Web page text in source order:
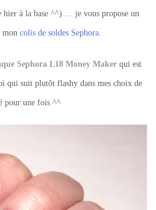
hier à la base ^^) … je vous propose un
mon colis de soldes Sephora.
Sephora L18 Money Maker qui est
qui suit plutôt flashy dans mes choix de
pour une fois ^^